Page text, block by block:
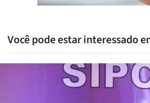
Você pode estar interessado